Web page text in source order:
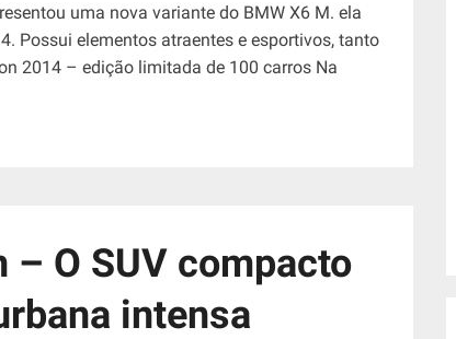
uma nova variante do BMW X6 M. ela
Possui elementos atraentes e esportivos, tanto
2014 – edição limitada de 100 carros Na
O SUV compacto
intensa